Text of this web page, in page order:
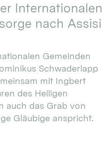
Internationalen
nach Assisi
Gemeinden
Schwaderlapp
mit Ingbert
des Heiligen
auch das Grab von
Gläubige anspricht.